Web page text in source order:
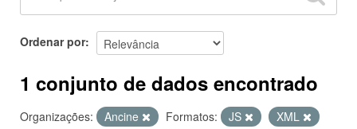
SOBRE
Ordenar por
1 conjunto de dados encontrado
Organizações: Ancine Formatos: JS
XML